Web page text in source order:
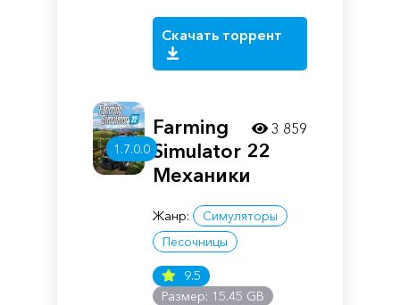
Скачать торрент
1.7.0.0
Farming
Simulator 22
Механики
Жанр:
Симуляторы
Песочницы
9.5
Размер: 15.45 GB
3 859